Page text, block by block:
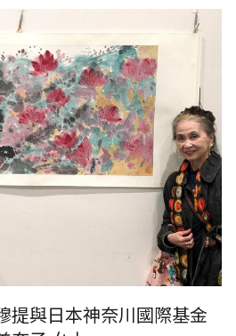
提與日本神奈川國際基金